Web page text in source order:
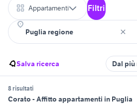
Appartamenti Filtri
Salva ricerca Dal
8 risultati
Corato - Affitto appartamenti in Puglia